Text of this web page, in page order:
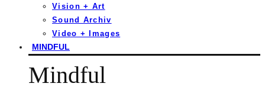
Vision + Art
Sound Archiv
Video + Images
MINDFUL
Mindful